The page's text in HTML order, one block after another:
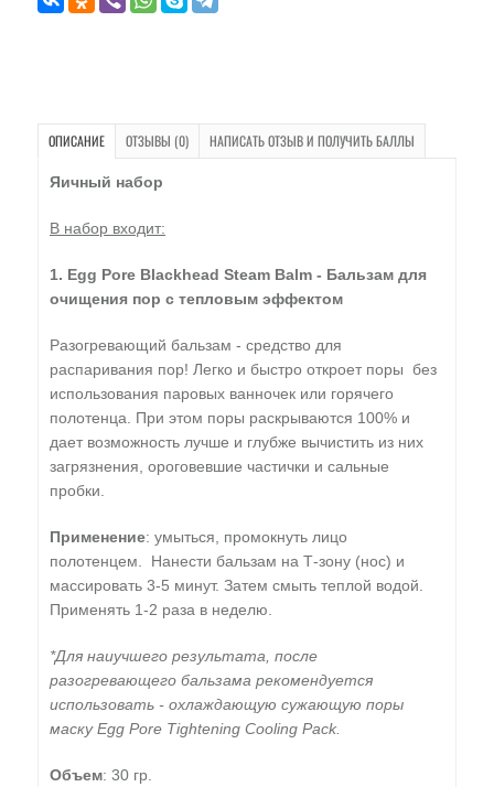
ОПИСАНИЕ ОТЗЫВЫ (0) НАПИСАТЬ ОТЗЫВ И ПОЛУЧИТЬ БАЛЛЫ
Яичный набор
В набор входит:
1. Egg Pore Blackhead Steam Balm - Бальзам для
очищения пор с тепловым эффектом
Разогревающий бальзам - средство для
распаривания пор! Легко и быстро откроет поры без
использования паровых ванночек или горячего
полотенца. При этом поры раскрываются 100% и
дает возможность лучше и глубже вычистить из них
загрязнения, ороговевшие частички и сальные
пробки.
Применение: умыться, промокнуть лицо
полотенцем. Нанести бальзам на Т-зону (нос) и
массировать 3-5 минут. Затем смыть теплой водой.
Применять 1-2 раза в неделю.
*Для наиучшего результата, после
разогревающего бальзама рекомендуется
использовать - охлаждающую сужающую поры
маску Egg Pore Tightening Cooling Pack.
Объем: 30 гр.